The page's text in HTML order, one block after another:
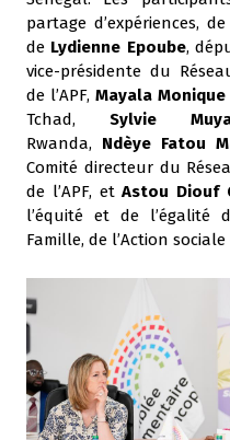
partage d’expériences,
de Lydienne Epoube,
vice-présidente du
de l’APF, Mayala
Tchad, Sylvie
Rwanda, Ndèye Fatou
Comité directeur du
de l’APF, etAstou Diouf
l’équité et de l’égalité
Famille, de l’Action